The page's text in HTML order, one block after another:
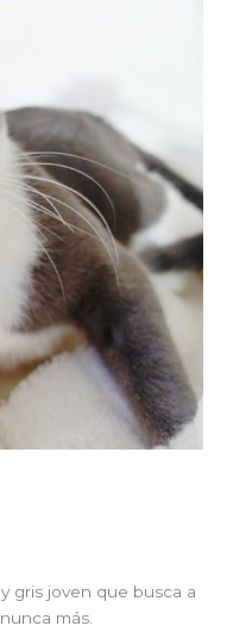
gris joven que busca a
más.